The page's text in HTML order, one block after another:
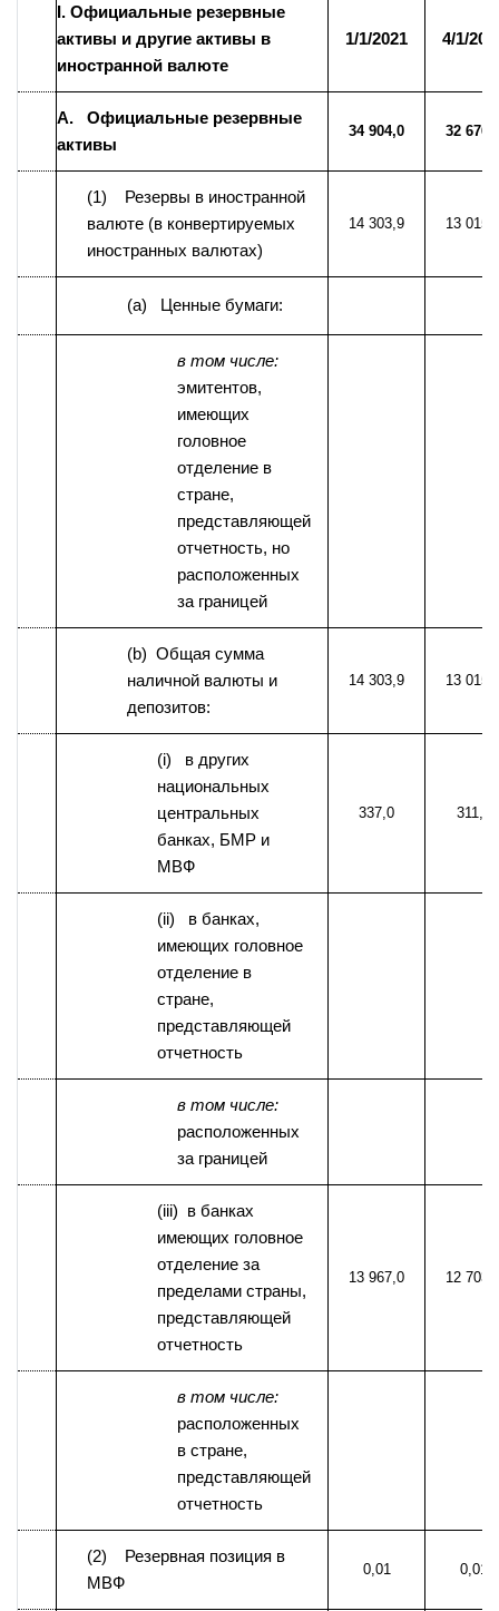
I. Официальные резервные
активы и другие активы в
иностранной валюте
1/1/2021 4/1/
A. Официальные резервные
активы
34 904,0 32
(1) Резервы в иностранной
валюте (в конвертируемых
иностранных валютах)
14 303,9 13
(a) Ценные бумаги:
в том числе:
эмитентов,
имеющих
головное
отделение в
стране,
представляющей
отчетность, но
расположенных
за границей
(b) Общая сумма
наличной валюты и
депозитов:
14 303,9 13
(i) в других
национальных
центральных
банках, БМР и
МВФ
337,0 311,7
(ii) в банках,
имеющих головное
отделение в
стране,
представляющей
отчетность
в том числе:
расположенных
за границей
(iii) в банках
имеющих головное
отделение за
пределами страны,
представляющей
отчетность
13 967,0 12
в том числе:
расположенных
в стране,
представляющей
отчетность
(2) Резервная позиция в
МВФ
0,01 0,01